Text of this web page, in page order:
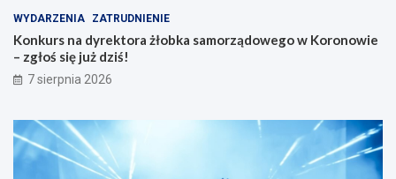
WYDARZENIA ZATRUDNIENIE
Konkurs na dyrektora żłobka samorządowego w Koronowie
– zgłoś się już dziś!
7 sierpnia 2026